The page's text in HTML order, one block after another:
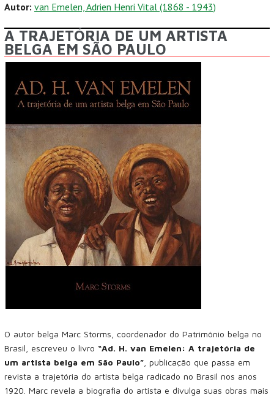
Autor: van Emelen, Adrien Henri Vital (1868 - 1943)
A TRAJETÓRIA DE UM ARTISTA
BELGA EM SÃO PAULO
O autor belga Marc Storms, coordenador do Patrimônio belga no
Brasil, escreveu o livro “Ad. H. van Emelen: A trajetória de
um artista belga em São Paulo” , publicação que passa em
revista a trajetória do artista belga radicado no Brasil nos anos
1920. Marc revela a biografia do artista e divulga suas obras mais